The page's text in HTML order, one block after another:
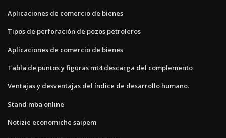
Aplicaciones de comercio de bienes
Tipos de perforación de pozos petroleros
Aplicaciones de comercio de bienes
Tabla de puntos y figuras mt4 descarga del complemento
Ventajas y desventajas del índice de desarrollo humano.
Stand mba online
Notizie economiche saipem